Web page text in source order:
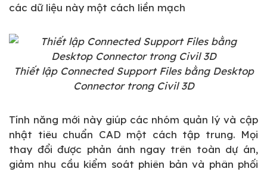
các dữ liệu này một cách liền mạch
Thiết lập Connected Support Files bằng Desktop
Connector trong Civil 3D
Tính năng mới này giúp các nhóm quản lý và cập
nhật tiêu chuẩn CAD một cách tập trung. Mọi
thay đổi được phản ánh ngay trên toàn dự án,
giảm nhu cầu kiểm soát phiên bản và phân phối